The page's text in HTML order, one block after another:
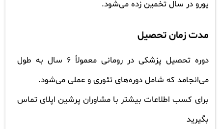
یورو در سال تخمین زده می‌شود.
مدت زمان تحصیل
دوره تحصیل پزشکی در رومانی معمولاً 6 سال به طول
می‌انجامد که شامل دوره‌های تئوری و عملی می‌شود.
برای کسب اطلاعات بیشتر با مشاوران پرشین اپلای تماس
بگیرید